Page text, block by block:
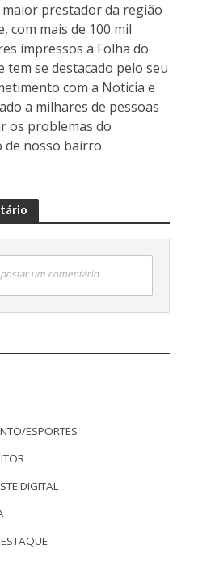
maior prestador da região
com mais de 100 mil
impressos a Folha do
tem se destacado pelo seu
com a Noticia e
a milhares de pessoas
os problemas do
de nosso bairro.
um comentário
ESPORTES
DIGITAL